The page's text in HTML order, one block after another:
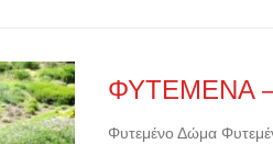
ΦΥΤΕΜΕΝΑ
Φυτεμένο Δώμα